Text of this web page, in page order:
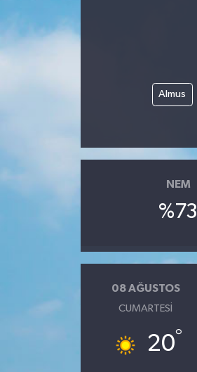
Almus
NEM
%73
08 AĞUSTOS
CUMARTESI
20°